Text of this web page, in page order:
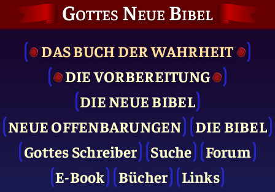
Gottes Neue Bibel
DAS BUCH DER WAHRHEIT
DIE VOR­BEREITUNG
DIE NEUE BIBEL
NEUE OFFENBARUNGEN
DIE BIBEL
Gottes Schreiber
Suche
Forum
E-Book
Bücher Links